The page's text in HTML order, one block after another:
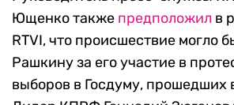
Ющенко также предположил в
RTVI, что происшествие могло
Рашкину за его участие в
выборов в Госдуму, прошедших